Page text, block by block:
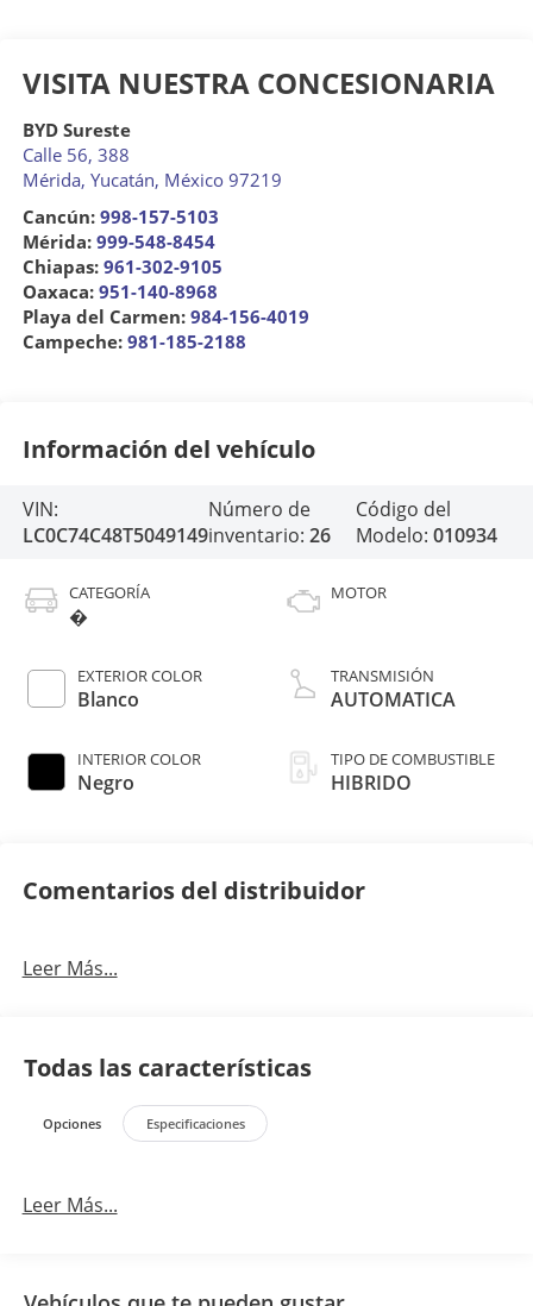
VISITA NUESTRA CONCESIONARIA
BYD Sureste
Calle 56, 388
Mérida, Yucatán, México 97219
Cancún: 998-157-5103
Mérida: 999-548-8454
Chiapas: 961-302-9105
Oaxaca: 951-140-8968
Playa del Carmen: 984-156-4019
Campeche: 981-185-2188
Información del vehículo
VIN:
LC0C74C48T5049149
Número de
inventario: 26
Código del
Modelo: 010934
CATEGORÍA
�
EXTERIOR COLOR
Blanco
INTERIOR COLOR
Negro
MOTOR
TRANSMISIÓN
AUTOMATICA
TIPO DE COMBUSTIBLE
HIBRIDO
Comentarios del distribuidor
Leer Más...
Todas las características
Opciones Especificaciones
Leer Más...